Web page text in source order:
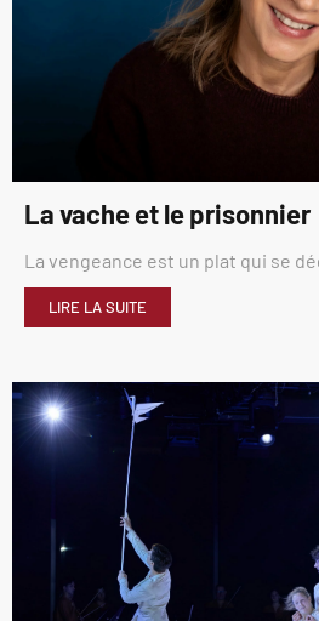
La vache et le prisonnier
La vengeance est un plat qui se
LIRE LA SUITE